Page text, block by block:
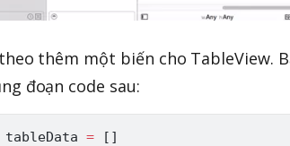
thêm một biến cho TableView.
đoạn code sau:
tableData = [ ]